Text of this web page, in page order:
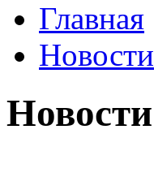
Главная
Новости
Новости